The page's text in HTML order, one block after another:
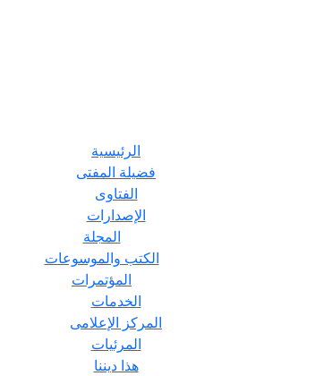
الرئيسية
فضيلة المفتى
الفتاوى
الإصدارات
المجلة
الكتب والموسوعات
المؤتمرات
الخدمات
المركز الإعلامى
المرئيات
هذا ديننا